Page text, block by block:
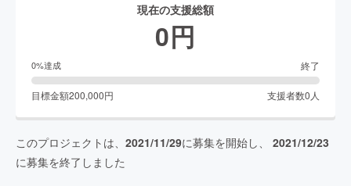
現在の支援総額
0円
0%達成 終了
目標金額200,000円 支援者数0 人
このプロジェクトは、 2021/11/29に募集を開始し、 2021/12/23
に募集を終了しました